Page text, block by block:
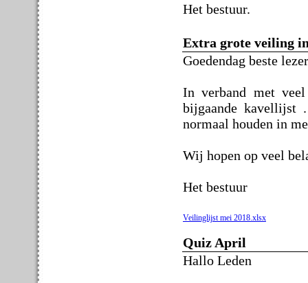
Het bestuur.
Extra grote veiling
Goedendag beste
In verband met
bijgaande kavellijst
normaal houden in
Wij hopen op veel
Het bestuur
Veilinglijst mei 2018.xlsx
Quiz April
Hallo Leden